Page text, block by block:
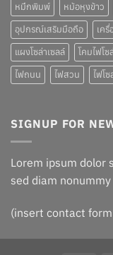
หมึกพิมพ์
หม้อหุงข้าว
อุปกรณ์เสริมมือถือ
เค
แผงโซล่าเซลล์
โคมไฟโซ
ไฟถนน
ไฟสวน ไฟโ
SIGNUP FOR
Lorem ipsum dolor
sed diam
(insert contact